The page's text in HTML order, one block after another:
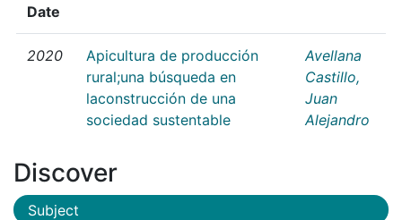
Date
2020
Apicultura de producción
rural;una búsqueda en
laconstrucción de una
sociedad sustentable
Avellana
Castillo,
Juan
Alejandro
Discover
Subject